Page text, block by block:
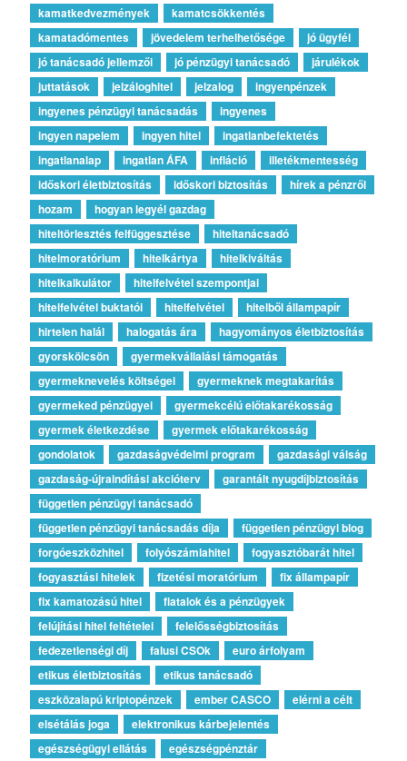
kamatkedvezmények
kamatcsökkentés
kamatadómentes
jövedelem terhelhetősége
jó ügyfél
jó tanácsadó jellemzői
jó pénzügyi tanácsadó
járulékok
juttatások
jelzáloghitel jelzalog
ingyenpénzek
ingyenes pénzügyi tanácsadás
ingyenes
ingyen napelem
ingyen hitel
ingatlanbefektetés
ingatlanalap
ingatlan ÁFA infláció
illetékmentesség
időskori életbiztosítás
időskori biztosítás
hírek a pénzről
hozam
hogyan legyél gazdag
hiteltörlesztés felfüggesztése
hiteltanácsadó
hitelmoratórium
hitelkártya
hitelkiváltás
hitelkalkulátor
hitelfelvétel szempontjai
hitelfelvétel buktatói
hitelfelvétel
hitelből állampapír
hirtelen halál
halogatás ára
hagyományos életbiztosítás
gyorskölcsön
gyermekvállalási támogatás
gyermeknevelés költségei
gyermeknek megtakarítás
gyermeked pénzügyei
gyermekcélú előtakarékosság
gyermek életkezdése
gyermek előtakarékosság
gondolatok
gazdaságvédelmi program
gazdasági válság
gazdaság-újraindítási akcióterv
garantált nyugdíjbiztosítás
független pénzügyi tanácsadó
független pénzügyi tanácsadás díja
független pénzügyi blog
forgóeszközhitel
folyószámlahitel
fogyasztóbarát hitel
fogyasztási hitelek
fizetési moratórium
fix állampapír
fix kamatozású hitel
fiatalok és a pénzügyek
felújítási hitel feltételei
felelősségbiztosítás
fedezetlenségi díj
falusi CSOk
euro árfolyam
etikus életbiztosítás
etikus tanácsadó
eszközalapú kriptopénzek
ember CASCO
elérni a célt
elsétálás joga
elektronikus kárbejelentés
egészségügyi ellátás
egészségpénztár